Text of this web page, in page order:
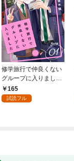
修学旅行で仲良くない
グループに入りました
【単話版】1巻
165
試読フル